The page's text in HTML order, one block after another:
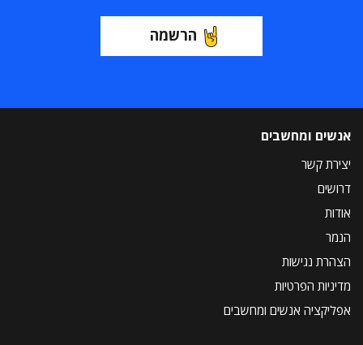
הרשמה
אנשים ומחשבים
יצירת קשר
דרושים
אודות
הנמר
הצהרת נגישות
מדיניות הפרטיות
אפליקציה אנשים ומחשבים